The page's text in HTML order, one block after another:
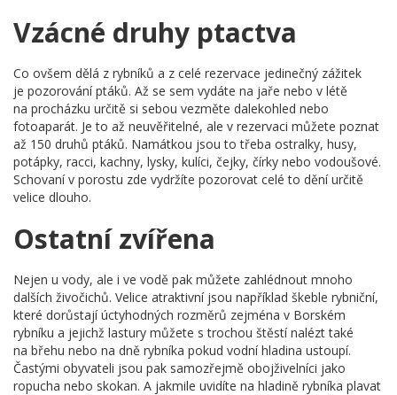
Vzácné druhy ptactva
Co ovšem dělá z rybníků a z celé rezervace jedinečný zážitek
je pozorování ptáků. Až se sem vydáte na jaře nebo v létě
na procházku určitě si sebou vezměte dalekohled nebo
fotoaparát. Je to až neuvěřitelné, ale v rezervaci můžete poznat
až 150 druhů ptáků. Namátkou jsou to třeba ostralky, husy,
potápky, racci, kachny, lysky, kulíci, čejky, čírky nebo vodoušové.
Schovaní v porostu zde vydržíte pozorovat celé to dění určitě
velice dlouho.
Ostatní zvířena
Nejen u vody, ale i ve vodě pak můžete zahlédnout mnoho
dalších živočichů. Velice atraktivní jsou například škeble rybniční,
které dorůstají úctyhodných rozměrů zejména v Borském
rybníku a jejichž lastury můžete s trochou štěstí nalézt také
na břehu nebo na dně rybníka pokud vodní hladina ustoupí.
Častými obyvateli jsou pak samozřejmě obojživelníci jako
ropucha nebo skokan. A jakmile uvidíte na hladině rybníka plavat